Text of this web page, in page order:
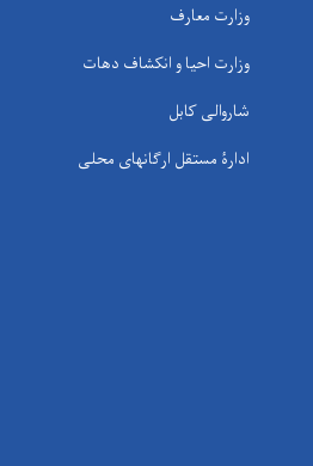
وزارت معارف
وزارت احیا و انکشاف دهات
شاروالی کابل
ادارۀ مستقل ارگانهای محلی